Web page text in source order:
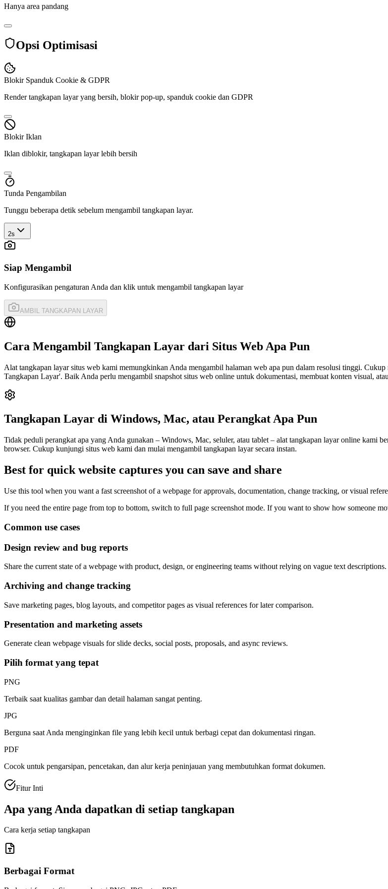
Hanya area pandang
Opsi Optimisasi
Blokir Spanduk Cookie & GDPR
Render tangkapan layar yang bersih, blokir pop-up, spanduk cookie dan GDPR
Blokir Iklan
Iklan diblokir, tangkapan layar lebih bersih
Tunda Pengambilan
Tunggu beberapa detik sebelum mengambil tangkapan layar.
2s
Siap Mengambil
Konfigurasikan pengaturan Anda dan klik untuk mengambil tangkapan layar
AMBIL TANGKAPAN LAYAR
Cara Mengambil Tangkapan Layar dari Situs Web Apa Pun
Alat tangkapan layar situs web kami memungkinkan Anda mengambil halaman web apa pun dalam resolusi tinggi.
Tangkapan Layar'. Baik Anda perlu mengambil snapshot situs web online untuk dokumentasi, membuat konten visual,
Tangkapan Layar di Windows, Mac, atau Perangkat Apa Pun
Tidak peduli perangkat apa yang Anda gunakan – Windows, Mac, seluler, atau tablet – alat tangkapan layar online kami
browser. Cukup kunjungi situs web kami dan mulai mengambil tangkapan layar secara instan.
Best for quick website captures you can save and share
Use this tool when you want a fast screenshot of a webpage for approvals, documentation, change tracking, or visual
If you need the entire page from top to bottom, switch to full page screenshot mode. If you want to show how someone
Common use cases
Design review and bug reports
Share the current state of a webpage with product, design, or engineering teams without relying on vague text descriptions.
Archiving and change tracking
Save marketing pages, blog layouts, and competitor pages as visual references for later comparison.
Presentation and marketing assets
Generate clean webpage visuals for slide decks, social posts, proposals, and async reviews.
Pilih format yang tepat
PNG
Terbaik saat kualitas gambar dan detail halaman sangat penting.
JPG
Berguna saat Anda menginginkan file yang lebih kecil untuk berbagi cepat dan dokumentasi ringan.
PDF
Cocok untuk pengarsipan, pencetakan, dan alur kerja peninjauan yang membutuhkan format dokumen.
Fitur Inti
Apa yang Anda dapatkan di setiap tangkapan
Cara kerja setiap tangkapan
Berbagai Format